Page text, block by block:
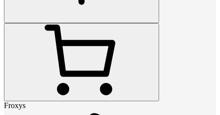
Froxys